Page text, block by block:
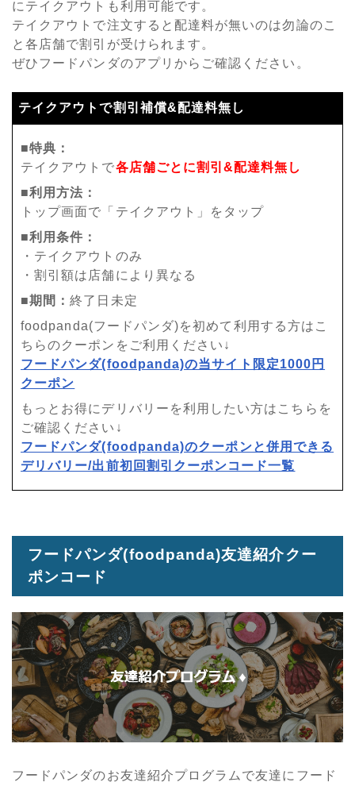
にテイクアウトも利用可能です。
テイクアウトで注文すると配達料が無いのは勿論のこ
と各店舗で割引が受けられます。
ぜひフードパンダのアプリからご確認ください。
テイクアウトで割引補償&配達料無し
■特典：
テイクアウトで各店舗ごとに割引&配達料無し
■利用方法：
トップ画面で「テイクアウト」をタップ
■利用条件：
・テイクアウトのみ
・割引額は店舗により異なる
■期間：終了日未定
foodpanda(フードパンダ)を初めて利用する方はこ
ちらのクーポンをご利用ください↓
フードパンダ(foodpanda)の当サイト限定1000円
クーポン
もっとお得にデリバリーを利用したい方はこちらを
ご確認ください↓
フードパンダ(foodpanda)のクーポンと併用できる
デリバリー/出前初回割引クーポンコード一覧
フードパンダ(foodpanda)友達紹介クー
ポンコード
フードパンダのお友達紹介プログラムで友達にフード